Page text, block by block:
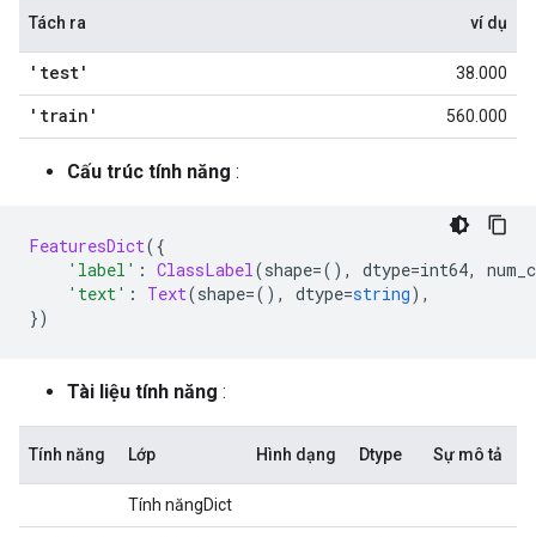
Tách ra ví dụ
'test' 38.000
'train' 560.000
Cấu trúc tính năng :
FeaturesDict({
'label' : ClassLabel(shape=(), dtype=int64,
'text' : Text(shape=(), dtype=string),
})
Tài liệu tính năng :
Tính năng Lớp Hình dạng Dtype Sự mô tả
Tính năngDict